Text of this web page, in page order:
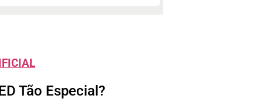
Tão Especial?